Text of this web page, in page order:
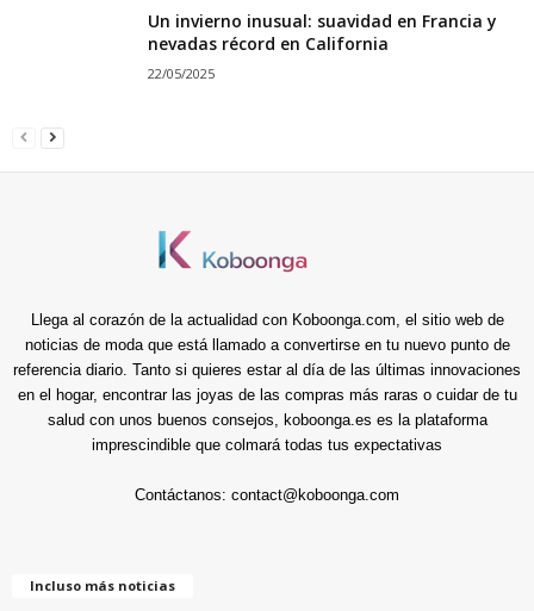
Un invierno inusual: suavidad en Francia y
nevadas récord en California
22/05/2025
Llega al corazón de la actualidad con Koboonga.com, el sitio web de
noticias de moda que está llamado a convertirse en tu nuevo punto de
referencia diario. Tanto si quieres estar al día de las últimas innovaciones
en el hogar, encontrar las joyas de las compras más raras o cuidar de tu
salud con unos buenos consejos, koboonga.es es la plataforma
imprescindible que colmará todas tus expectativas
Contáctanos: contact@koboonga.com
Incluso más noticias